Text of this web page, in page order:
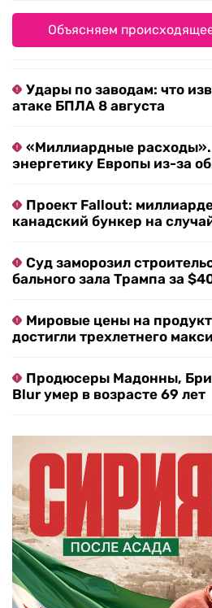
Объясняем
Удары по заводам: что
атаке БПЛА 8 августа
«Миллиардные
энергетику Европы из-за
Проект Fallout:
канадский бункер на
Суд заморозил
бального зала Трампа за
Мировые цены на
достигли трехлетнего
Продюсеры Мадонны,
Blur умер в возрасте 69 лет